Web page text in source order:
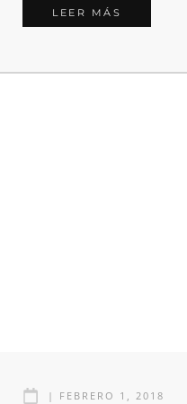
LEER MÁS
| FEBRERO 1, 2018